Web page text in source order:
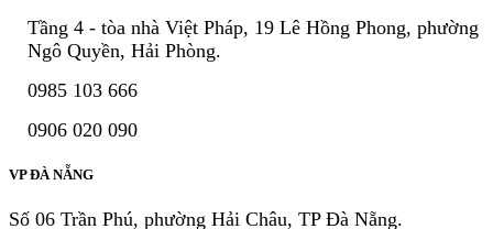
Tầng 4 - tòa nhà Việt Pháp, 19 Lê Hồng Phong, phường
Ngô Quyền, Hải Phòng.
0985 103 666
0906 020 090
VP ĐÀ NẴNG
Số 06 Trần Phú, phường Hải Châu, TP Đà Nẵng.